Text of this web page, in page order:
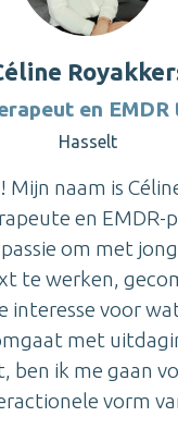
en
Hasselt
Mijn naam is
en EMDR-
om met
te werken,
interesse voor
met
ben ik me gaan
vorm